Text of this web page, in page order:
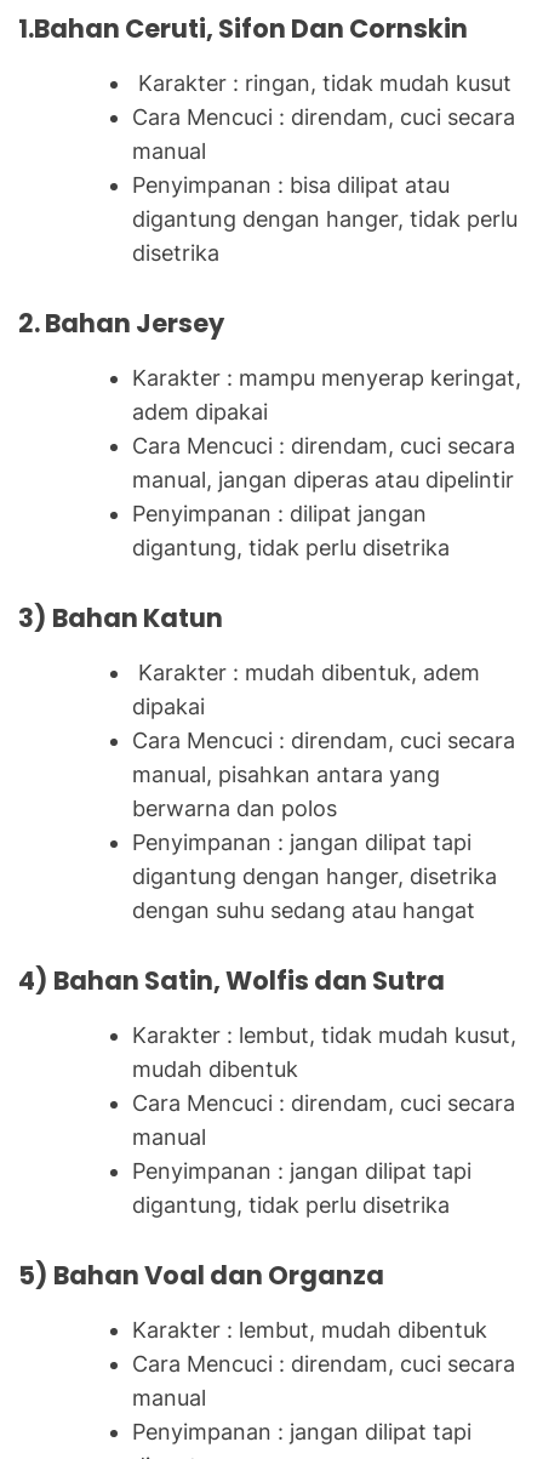
1.Bahan Ceruti, Sifon Dan Cornskin
Karakter : ringan, tidak mudah kusut
Cara Mencuci : direndam, cuci secara
manual
Penyimpanan : bisa dilipat atau
digantung dengan hanger, tidak perlu
disetrika
2. Bahan Jersey
Karakter : mampu menyerap keringat,
adem dipakai
Cara Mencuci : direndam, cuci secara
manual, jangan diperas atau dipelintir
Penyimpanan : dilipat jangan
digantung, tidak perlu disetrika
3) Bahan Katun
Karakter : mudah dibentuk, adem
dipakai
Cara Mencuci : direndam, cuci secara
manual, pisahkan antara yang
berwarna dan polos
Penyimpanan : jangan dilipat tapi
digantung dengan hanger, disetrika
dengan suhu sedang atau hangat
4) Bahan Satin, Wolfis dan Sutra
Karakter : lembut, tidak mudah kusut,
mudah dibentuk
Cara Mencuci : direndam, cuci secara
manual
Penyimpanan : jangan dilipat tapi
digantung, tidak perlu disetrika
5) Bahan Voal dan Organza
Karakter : lembut, mudah dibentuk
Cara Mencuci : direndam, cuci secara
manual
Penyimpanan : jangan dilipat tapi